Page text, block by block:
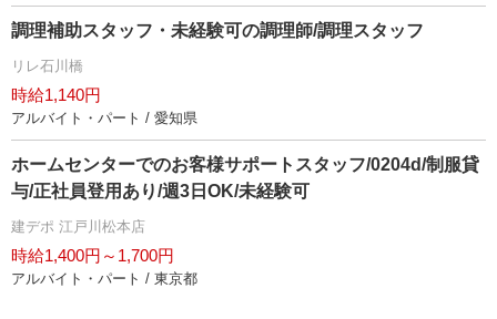
調理補助スタッフ・未経験可の調理師/調理スタッフ
リレ石川橋
時給1,140円
アルバイト・パート / 愛知県
ホームセンターでのお客様サポートスタッフ/0204d/制服貸
与/正社員登用あり/週3日OK/未経験可
建デポ 江戸川松本店
時給1,400円～1,700円
アルバイト・パート / 東京都